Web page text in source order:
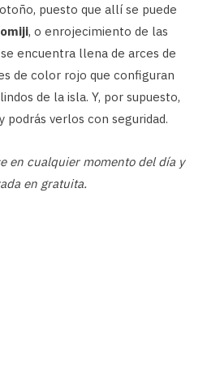
puesto que allí se puede
, o enrojecimiento de las
encuentra llena de arces de
de color rojo que configuran
de la isla. Y, por supuesto,
podrás verlos con seguridad.
en cualquier momento del día y
en gratuita.